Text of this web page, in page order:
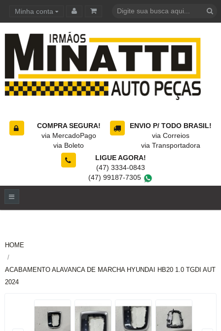
Minha conta
COMPRA SEGURA!
via MercadoPago
via Boleto
ENVIO P/ TODO BRASIL!
via Correios
via Transportadora
LIGUE AGORA!
(47) 3334-0843
(47) 99187-7305
HOME
ACABAMENTO ALAVANCA DE MARCHA HYUNDAI HB20 1.0 TGDI AUT
2024